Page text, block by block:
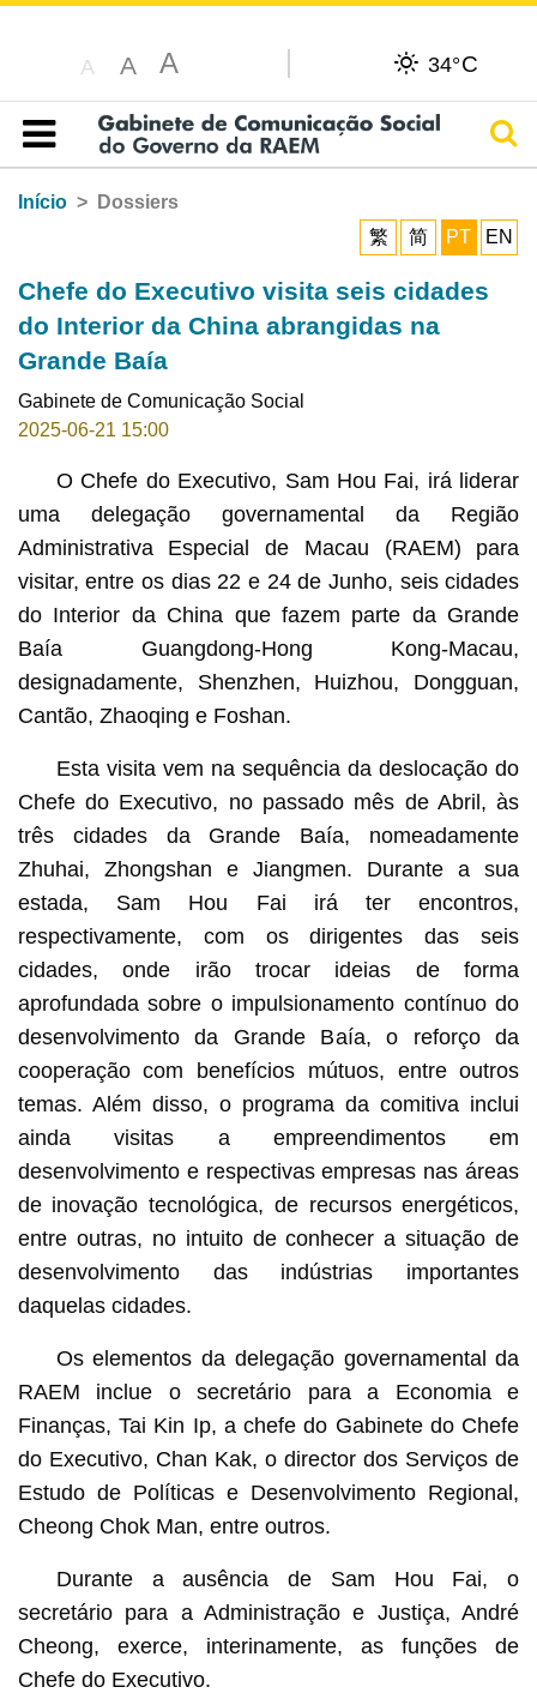
A A A 34°C
Índice
Início
Dossiers
繁
简 PT EN
Chefe do Executivo visita seis cidades
do Interior da China abrangidas na
Grande Baía
Gabinete de Comunicação Social
2025-06-21 15:00
O Chefe do Executivo, Sam Hou Fai, irá liderar
uma delegação governamental da Região
Administrativa Especial de Macau (RAEM) para
visitar, entre os dias 22 e 24 de Junho, seis cidades
do Interior da China que fazem parte da Grande
Baía Guangdong-Hong Kong-Macau,
designadamente, Shenzhen, Huizhou, Dongguan,
Cantão, Zhaoqing e Foshan.
Esta visita vem na sequência da deslocação do
Chefe do Executivo, no passado mês de Abril, às
três cidades da Grande Baía, nomeadamente
Zhuhai, Zhongshan e Jiangmen. Durante a sua
estada, Sam Hou Fai irá ter encontros,
respectivamente, com os dirigentes das seis
cidades, onde irão trocar ideias de forma
aprofundada sobre o impulsionamento contínuo do
desenvolvimento da Grande Baía, o reforço da
cooperação com benefícios mútuos, entre outros
temas. Além disso, o programa da comitiva inclui
ainda visitas a empreendimentos em
desenvolvimento e respectivas empresas nas áreas
de inovação tecnológica, de recursos energéticos,
entre outras, no intuito de conhecer a situação de
desenvolvimento das indústrias importantes
daquelas cidades.
Os elementos da delegação governamental da
RAEM inclue o secretário para a Economia e
Finanças, Tai Kin Ip, a chefe do Gabinete do Chefe
do Executivo, Chan Kak, o director dos Serviços de
Estudo de Políticas e Desenvolvimento Regional,
Cheong Chok Man, entre outros.
Durante a ausência de Sam Hou Fai, o
secretário para a Administração e Justiça, André
Cheong, exerce, interinamente, as funções de
Chefe do Executivo.